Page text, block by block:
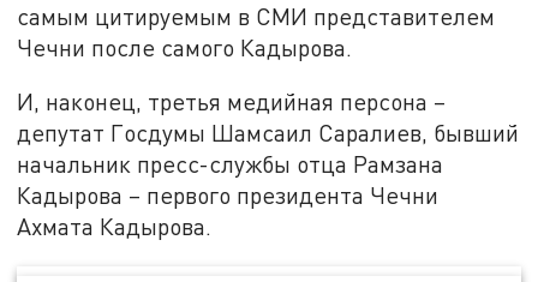
самым цитируемым в СМИ представителем
Чечни после самого Кадырова.
И, наконец, третья медийная персона –
депутат Госдумы Шамсаил Саралиев, бывший
начальник пресс-службы отца Рамзана
Кадырова – первого президента Чечни
Ахмата Кадырова.